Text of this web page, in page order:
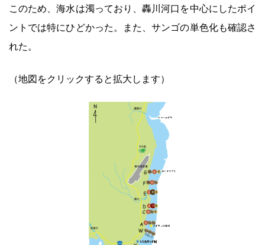
このため、海水は濁っており、轟川河口を中心にしたポイ
ントでは特にひどかった。また、サンゴの単色化も確認さ
れた。
（地図をクリックすると拡大します）